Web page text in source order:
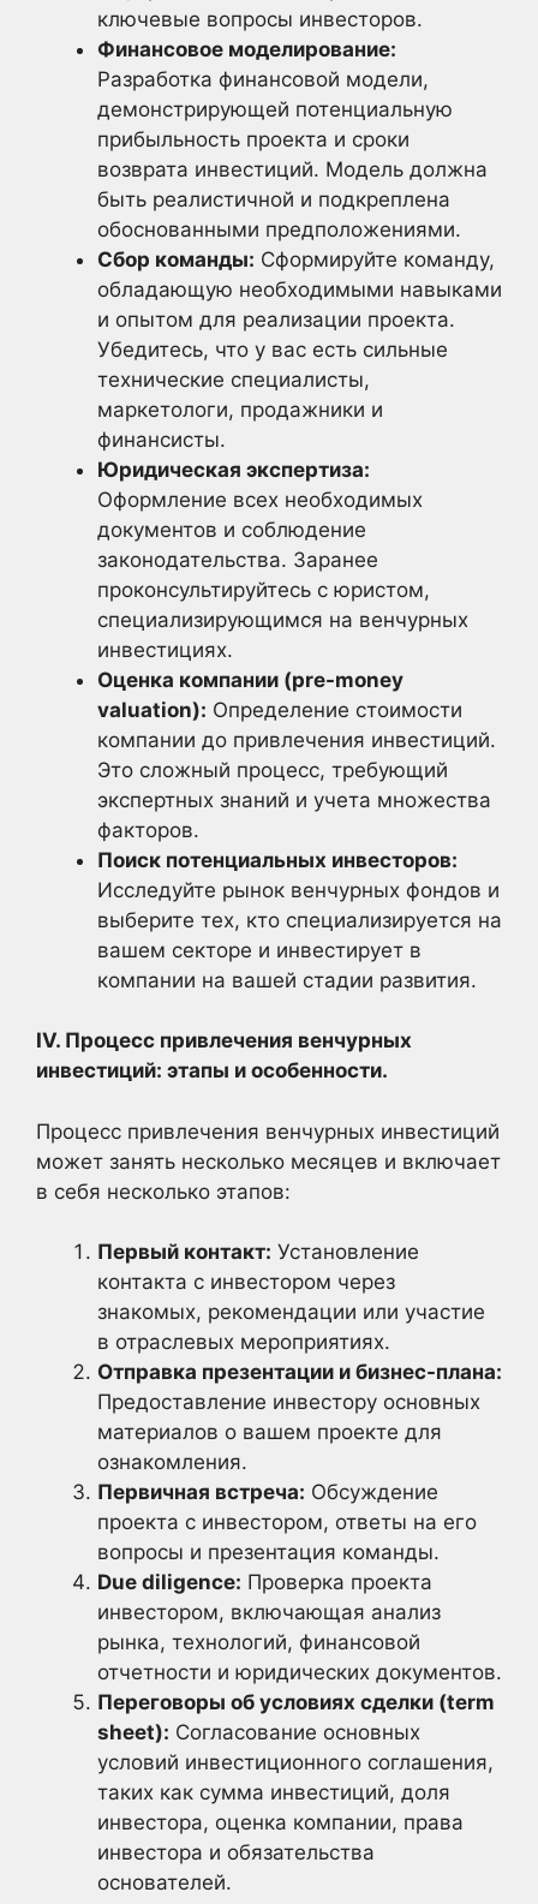
ключевые вопросы инвесторов.
Финансовое моделирование:
Разработка финансовой модели,
демонстрирующей потенциальную
прибыльность проекта и сроки
возврата инвестиций. Модель должна
быть реалистичной и подкреплена
обоснованными предположениями.
Сбор команды: Сформируйте команду,
обладающую необходимыми навыками
и опытом для реализации проекта.
Убедитесь, что у вас есть сильные
технические специалисты,
маркетологи, продажники и
финансисты.
Юридическая экспертиза:
Оформление всех необходимых
документов и соблюдение
законодательства. Заранее
проконсультируйтесь с юристом,
специализирующимся на венчурных
инвестициях.
Оценка компании (pre-money
valuation): Определение стоимости
компании до привлечения инвестиций.
Это сложный процесс, требующий
экспертных знаний и учета множества
факторов.
Поиск потенциальных инвесторов:
Исследуйте рынок венчурных фондов и
выберите тех, кто специализируется на
вашем секторе и инвестирует в
компании на вашей стадии развития.
IV. Процесс привлечения венчурных
инвестиций: этапы и особенности.
Процесс привлечения венчурных инвестиций
может занять несколько месяцев и включает
в себя несколько этапов:
Первый контакт: Установление
контакта с инвестором через
знакомых, рекомендации или участие
в отраслевых мероприятиях.
Отправка презентации и бизнес-плана:
Предоставление инвестору основных
материалов о вашем проекте для
ознакомления.
Первичная встреча: Обсуждение
проекта с инвестором, ответы на его
вопросы и презентация команды.
Due diligence: Проверка проекта
инвестором, включающая анализ
рынка, технологий, финансовой
отчетности и юридических документов.
Переговоры об условиях сделки (term
sheet): Согласование основных
условий инвестиционного соглашения,
таких как сумма инвестиций, доля
инвестора, оценка компании, права
инвестора и обязательства
основателей.